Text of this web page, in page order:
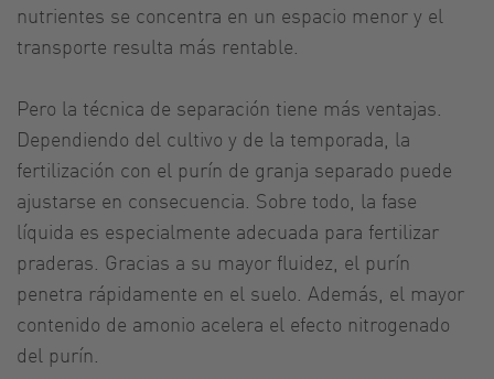
nutrientes se concentra en un espacio menor y el
transporte resulta más rentable.
Pero la técnica de separación tiene más ventajas.
Dependiendo del cultivo y de la temporada, la
fertilización con el purín de granja separado puede
ajustarse en consecuencia. Sobre todo, la fase
líquida es especialmente adecuada para fertilizar
praderas. Gracias a su mayor fluidez, el purín
penetra rápidamente en el suelo. Además, el mayor
contenido de amonio acelera el efecto nitrogenado
del purín.